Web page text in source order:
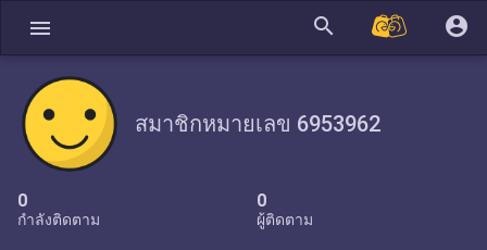
menu search account_circle
สมาชิกหมายเลข 6953962
0
กำลังติดตาม
0
ผู้ติดตาม